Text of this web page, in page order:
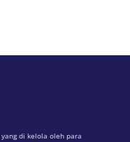
di kelola oleh para